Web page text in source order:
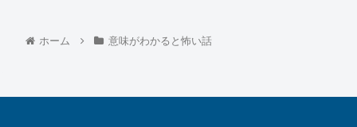
ホーム 意味がわかると怖い話